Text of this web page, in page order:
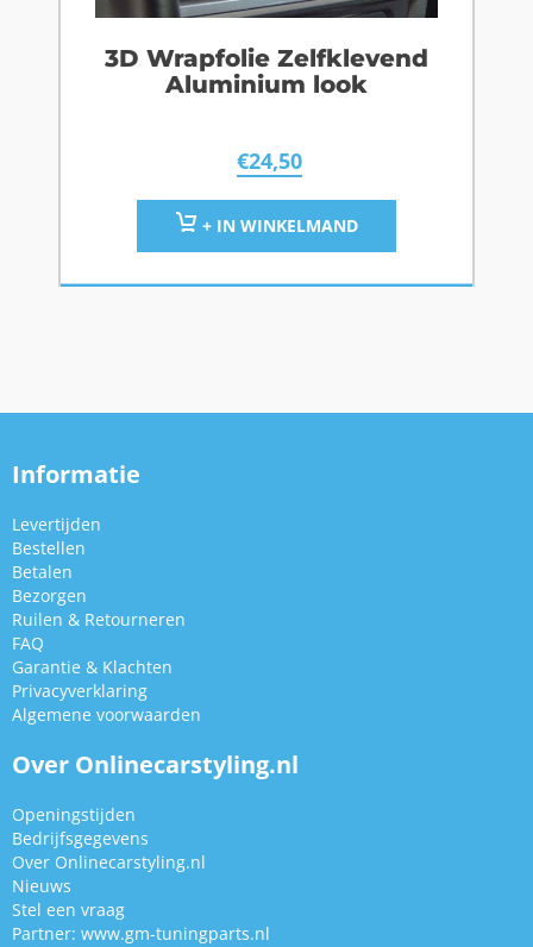
3D Wrapfolie Zelfklevend
Aluminium look
€24,50
+ IN WINKELMAND
Informatie
Levertijden
Bestellen
Betalen
Bezorgen
Ruilen & Retourneren
FAQ
Garantie & Klachten
Privacyverklaring
Algemene voorwaarden
Over Onlinecarstyling.nl
Openingstijden
Bedrijfsgegevens
Over Onlinecarstyling.nl
Nieuws
Stel een vraag
Partner: www.gm-tuningparts.nl